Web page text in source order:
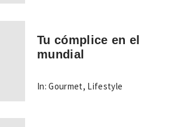
Tu cómplice en el
mundial
In: Gourmet, Lifestyle